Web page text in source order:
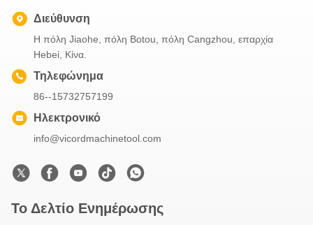
Διεύθυνση
Η πόλη Jiaohe, πόλη Botou, πόλη Cangzhou, επαρχία
Hebei, Κίνα.
Τηλεφώνημα
86--15732757199
Ηλεκτρονικό
info@vicordmachinetool.com
Το Δελτίο Ενημέρωσης